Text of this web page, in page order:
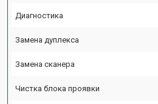
Диагностика
Замена дуплекса
Замена сканера
Чистка блока проявки